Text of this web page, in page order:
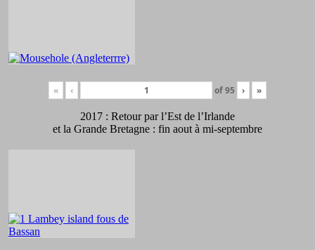
« ‹ of95 › »
2017 : Retour par l’Est de l’Irlande
et la Grande Bretagne : fin aout à mi-septembre